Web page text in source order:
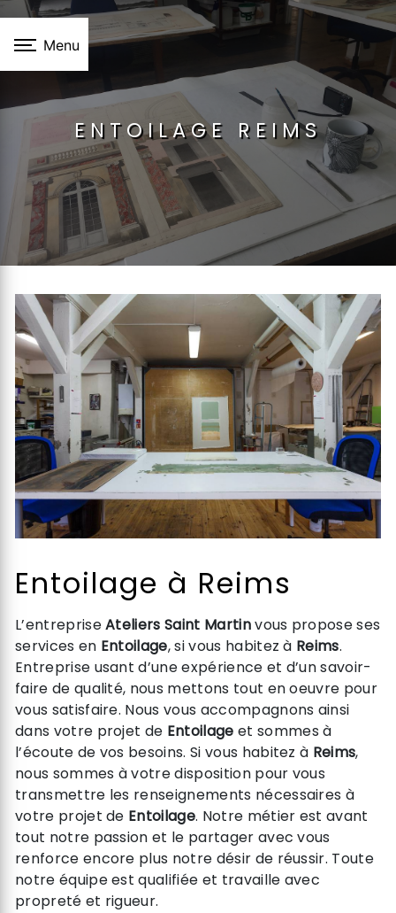
Menu
ENTOILAGE REIMS
Entoilage à Reims
L’entrepriseAteliers Saint Martinvous propose ses
services en Entoilage, si vous habitez à Reims.
Entreprise usant d’une expérience et d’un savoir-
faire de qualité, nous mettons tout en oeuvre pour
vous satisfaire. Nous vous accompagnons ainsi
dans votre projet de Entoilage et sommes à
l’écoute de vos besoins. Si vous habitez à Reims,
nous sommes à votre disposition pour vous
transmettre les renseignements nécessaires à
votre projet de Entoilage. Notre métier est avant
tout notre passion et le partager avec vous
renforce encore plus notre désir de réussir. Toute
notre équipe est qualifiée et travaille avec
propreté et rigueur.
Panneau de gestion des cookies